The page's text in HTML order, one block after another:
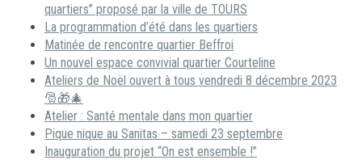
quartiers” proposé par la ville de TOURS
La programmation d’été dans les quartiers
Matinée de rencontre quartier Beffroi
Un nouvel espace convivial quartier Courteline
Ateliers de Noël ouvert à tous vendredi 8 décembre 2023
🎅🎁🎄
Atelier : Santé mentale dans mon quartier
Pique nique au Sanitas – samedi 23 septembre
Inauguration du projet “On est ensemble !”